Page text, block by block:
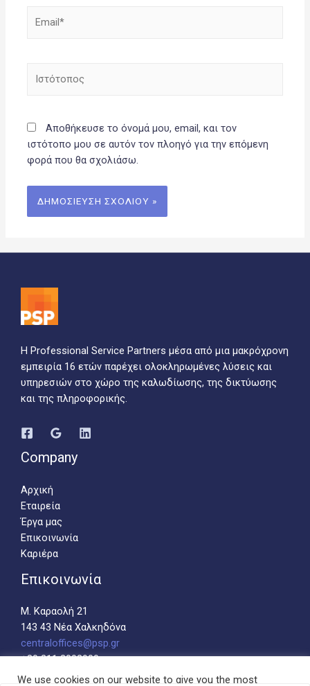
Αποθήκευσε το όνομά μου, email, και τον
ιστότοπο μου σε αυτόν τον πλοηγό για την επόμενη
φορά που θα σχολιάσω.
Η Professional Service Partners μέσα από μια μακρόχρονη
εμπειρία 16 ετών παρέχει ολοκληρωμένες λύσεις και
υπηρεσιών στο χώρο της καλωδίωσης, της δικτύωσης
και της πληροφορικής.
Company
Αρχική
Εταιρεία
Έργα μας
Επικοινωνία
Καριέρα
Επικοινωνία
M. Καραολή 21
143 43 Νέα Χαλκηδόνα
centraloffices@psp.gr
+30 211 2002900
Αριθμός Γ.Ε.ΜΗ 8371801000
We use cookies on our website to give you the most